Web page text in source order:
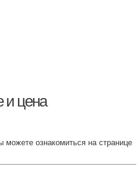
и цена
ознакомиться на странице